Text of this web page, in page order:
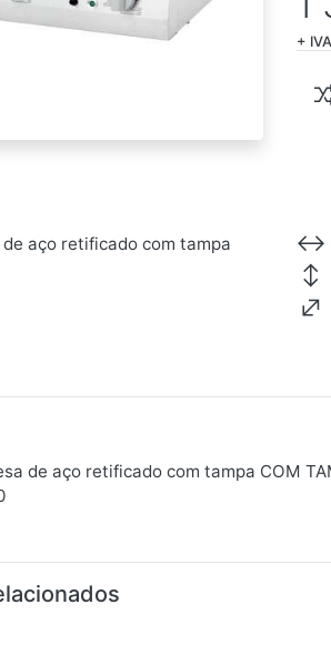
+ IVA
aço retificado com tampa
de aço retificado com tampa COM